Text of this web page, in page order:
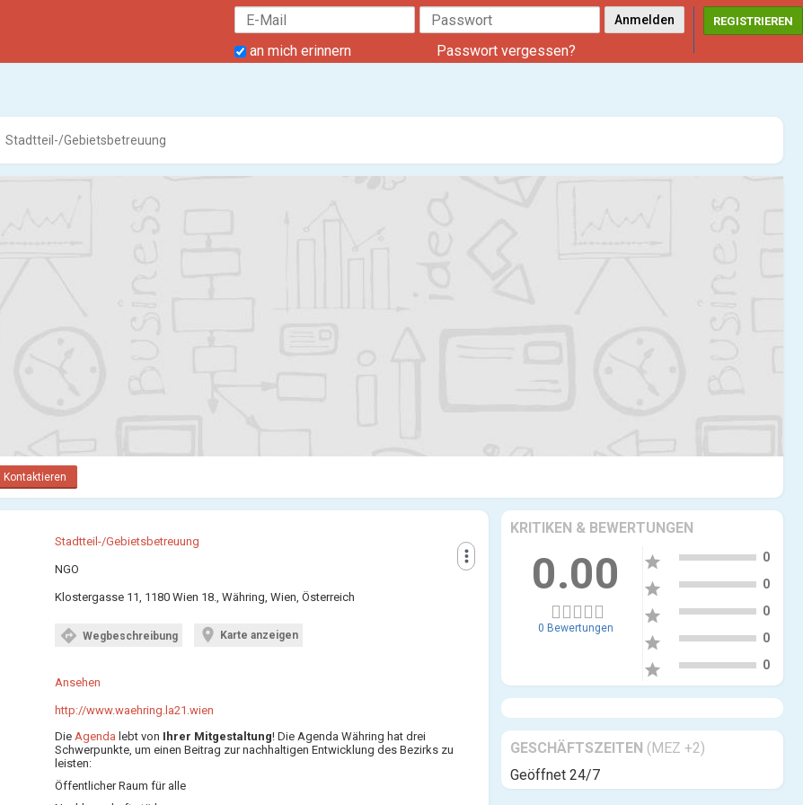
an mich erinnern Passwort vergessen?
REGISTRIEREN
Stadtteil-/Gebietsbetreuung
Kontaktieren
KRITIKEN & BEWERTUNGEN
0.00
0 Bewertungen
star 0
star 0
star 0
star 0
star 0
GESCHÄFTSZEITEN (MEZ +2)
Geöffnet 24/7
more_vert
Stadtteil-/Gebietsbetreuung
NGO
Klostergasse 11, 1180 Wien 18., Währing, Wien, Österreich
directions Wegbeschreibung location_on Karte anzeigen
Ansehen
http://www.waehring.la21.wien
Die Agenda lebt von Ihrer Mitgestaltung! Die Agenda Währing hat drei
Schwerpunkte, um einen Beitrag zur nachhaltigen Entwicklung des Bezirks zu
leisten:
Öffentlicher Raum für alle